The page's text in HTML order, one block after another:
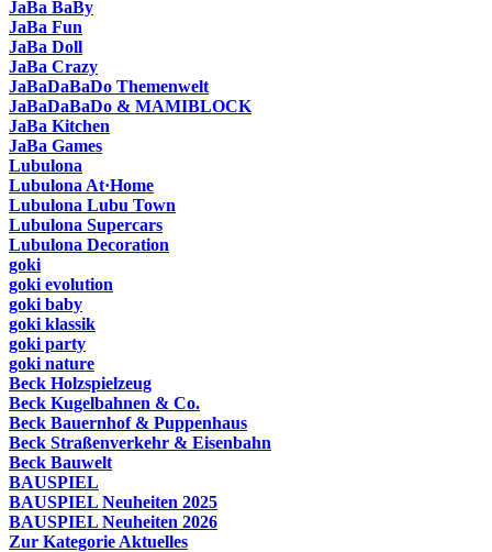
JaBa BaBy
JaBa Fun
JaBa Doll
JaBa Crazy
JaBaDaBaDo Themenwelt
JaBaDaBaDo & MAMIBLOCK
JaBa Kitchen
JaBa Games
Lubulona
Lubulona At·Home
Lubulona Lubu Town
Lubulona Supercars
Lubulona Decoration
goki
goki evolution
goki baby
goki klassik
goki party
goki nature
Beck Holzspielzeug
Beck Kugelbahnen & Co.
Beck Bauernhof & Puppenhaus
Beck Straßenverkehr & Eisenbahn
Beck Bauwelt
BAUSPIEL
BAUSPIEL Neuheiten 2025
BAUSPIEL Neuheiten 2026
Zur Kategorie Aktuelles